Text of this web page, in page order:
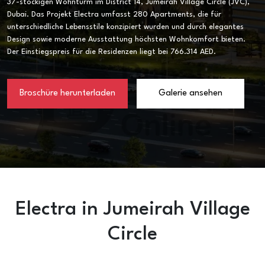
37-stöckigen Wohnturm im District 14, Jumeirah Village Circle (JVC),
Dubai. Das Projekt Electra umfasst 280 Apartments, die für
unterschiedliche Lebensstile konzipiert wurden und durch elegantes
Design sowie moderne Ausstattung höchsten Wohnkomfort bieten.
Der Einstiegspreis für die Residenzen liegt bei 766.314 AED.
Broschüre herunterladen Galerie ansehen
Electra in Jumeirah Village
Circle